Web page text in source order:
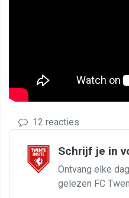
12 reacties
Schrijf je in
Ontvang elke
gelezen FC